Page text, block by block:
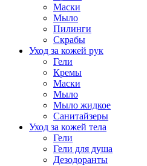
Маски
Мыло
Пилинги
Скрабы
Уход за кожей рук
Гели
Кремы
Маски
Мыло
Мыло жидкое
Санитайзеры
Уход за кожей тела
Гели
Гели для душа
Дезодоранты